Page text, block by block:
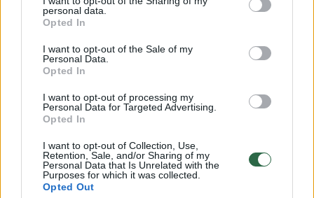
personal data.
Opted In
I want to opt-out of the Sale of my
Personal Data.
Opted In
I want to opt-out of processing my
Personal Data for Targeted Advertising.
Opted In
I want to opt-out of Collection, Use,
Retention, Sale, and/or Sharing of my
Personal Data that Is Unrelated with the
Purposes for which it was collected.
Opted Out
Komentuoti po šiuo straipsniu
Komentuoti gali tik Lrytas registruoti vartotojai.
bendruomenės ir bendraukite komentaruose!
Rodyti komentarus
Prisijungti komentatoriams